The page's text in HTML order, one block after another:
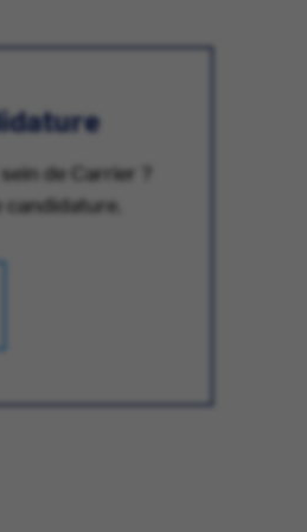
de Carrier ?